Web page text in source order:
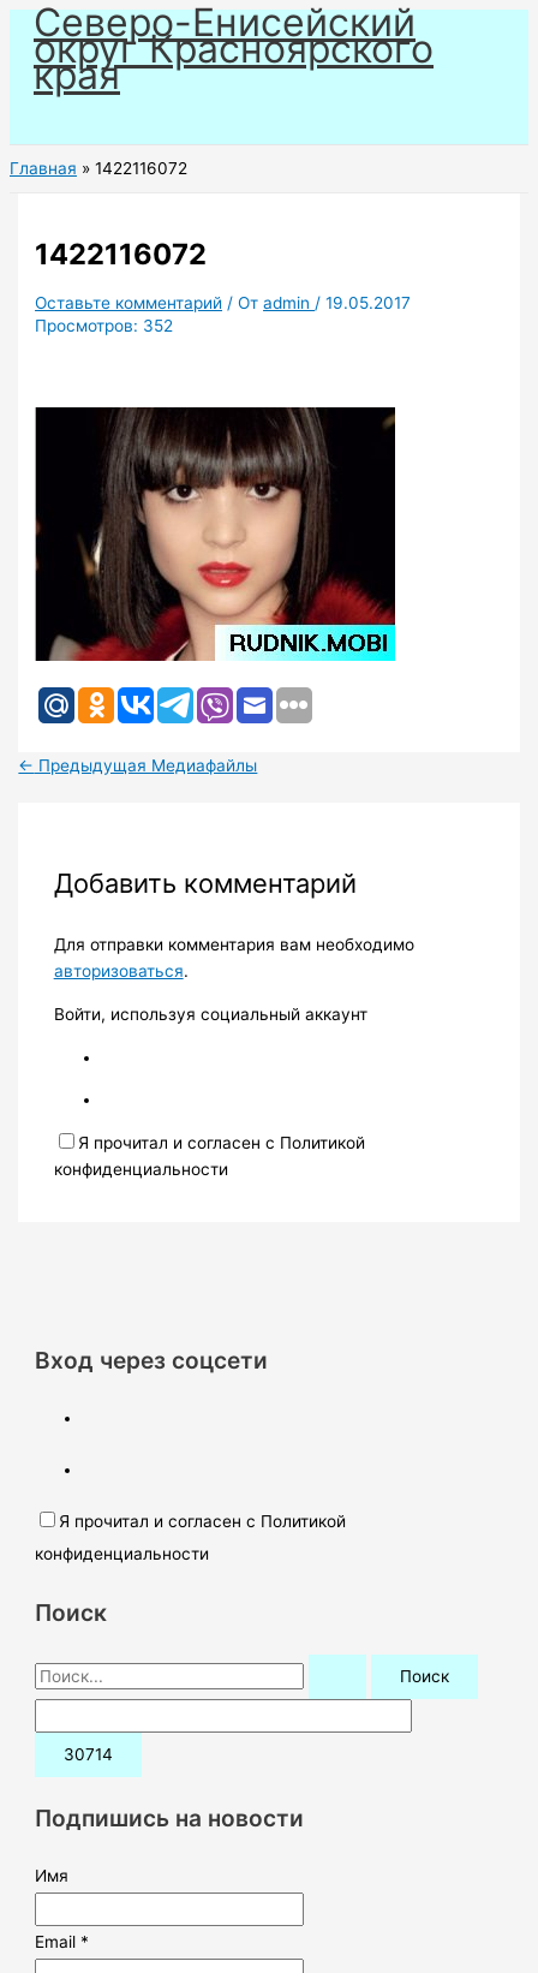
Перейти
содержимому
Северо-Енисейский
округ Красноярского
края
Главная 1422116072
1422116072
Оставьте комментарий / Отadmin /19.05.2017
Просмотров: 352
← Предыдущая Медиафайлы
Добавить комментарий
Для отправки комментария вам необходимо
авторизоваться.
Войти, используя социальный аккаунт
Я прочитал и согласен с Политикой
конфиденциальности
Вход через соцсети
Я прочитал и согласен с Политикой
конфиденциальности
Поиск
П
о
и
:Подпишись на новости
Имя
Email *